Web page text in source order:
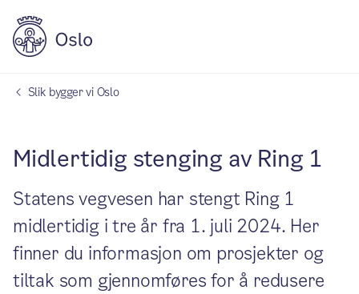
Slik bygger vi Oslo
Midlertidig stenging av Ring 1
Statens vegvesen har stengt Ring 1
midlertidig i tre år fra 1. juli 2024. Her
finner du informasjon om prosjekter og
tiltak som gjennomføres for å redusere